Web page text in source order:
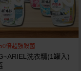
倍超強殺菌
洗衣精(1罐入)